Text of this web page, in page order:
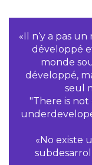
«Il n‘y a pas
développé
monde
développé,
seul
"There is
«No existe